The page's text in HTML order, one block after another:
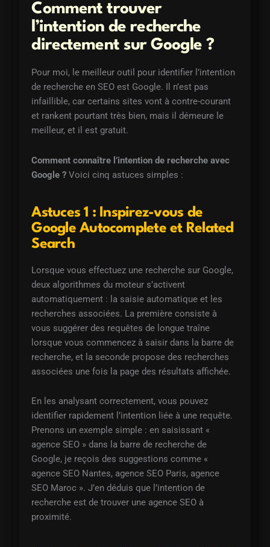
Comment trouver
l’intention de recherche
directement sur Google ?
Pour moi, le meilleur outil pour identifier l’intention
de recherche en SEO est Google. Il n’est pas
infaillible, car certains sites vont à contre-courant
et rankent pourtant très bien, mais il démeure le
meilleur, et il est gratuit.
Comment connaître l’intention de recherche avec
Google ?Voici cinq astuces simples :
Astuces 1 : Inspirez-vous de
Google Autocomplete et Related
Search
Lorsque vous effectuez une recherche sur Google,
deux algorithmes du moteur s’activent
automatiquement : la saisie automatique et les
recherches associées. La première consiste à
vous suggérer des requêtes de longue traîne
lorsque vous commencez à saisir dans la barre de
recherche, et la seconde propose des recherches
associées une fois la page des résultats affichée.
En les analysant correctement, vous pouvez
identifier rapidement l’intention liée à une requête.
Prenons un exemple simple : en saisissant «
agence SEO » dans la barre de recherche de
Google, je reçois des suggestions comme «
agence SEO Nantes, agence SEO Paris, agence
SEO Maroc ». J’en déduis que l’intention de
recherche est de trouver une agence SEO à
proximité.